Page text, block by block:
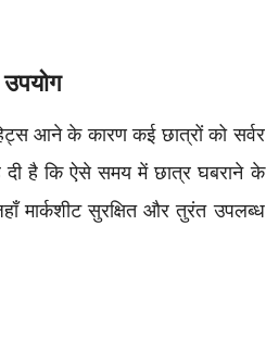
आने के कारण कई छात्रों को सर्वर
दी है कि ऐसे समय में छात्र घबराने के
मार्कशीट सुरक्षित और तुरंत उपलब्ध